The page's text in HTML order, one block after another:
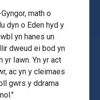
math o
dyn o Eden hyd y
yn hanes un
dweud ei bod yn
yr Iawn. Yn yr act
ac yn y cleimaes
gwrs y ddrama